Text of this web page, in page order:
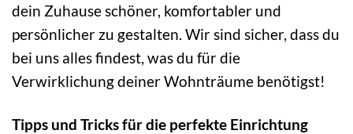
dein Zuhause schöner, komfortabler und
persönlicher zu gestalten. Wir sind sicher, dass du
bei uns alles findest, was du für die
Verwirklichung deiner Wohnträume benötigst!
Tipps und Tricks für die perfekte Einrichtung